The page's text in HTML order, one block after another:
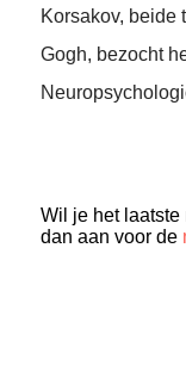
Korsakov, beide
Gogh, bezocht
Wil je het
dan aan voor de